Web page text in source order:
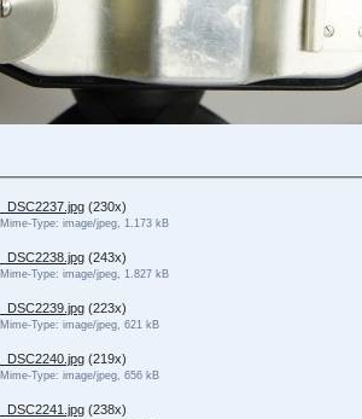
_DSC2237.jpg (230x)
Mime-Type: image/jpeg, 1.173 kB
_DSC2238.jpg (243x)
Mime-Type: image/jpeg, 1.827 kB
_DSC2239.jpg (223x)
Mime-Type: image/jpeg, 621 kB
_DSC2240.jpg (219x)
Mime-Type: image/jpeg, 656 kB
_DSC2241.jpg (238x)